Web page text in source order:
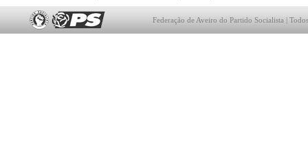
Federação de Aveiro do Partido Socialista |